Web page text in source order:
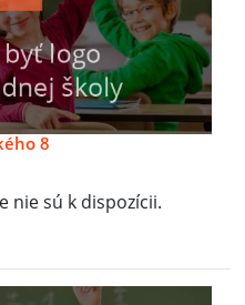
8
nie sú k dispozícii.